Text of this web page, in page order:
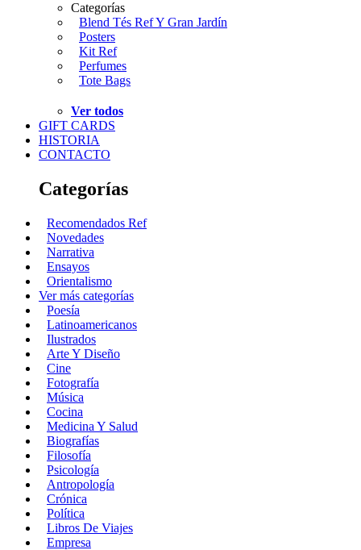
Categorías
Blend Tés Ref Y Gran Jardín
Posters
Kit Ref
Perfumes
Tote Bags
Ver todos
GIFT CARDS
HISTORIA
CONTACTO
Categorías
Recomendados Ref
Novedades
Narrativa
Ensayos
Orientalismo
Ver más categorías
Poesía
Latinoamericanos
Ilustrados
Arte Y Diseño
Cine
Fotografía
Música
Cocina
Medicina Y Salud
Biografías
Filosofía
Psicología
Antropología
Crónica
Política
Libros De Viajes
Empresa